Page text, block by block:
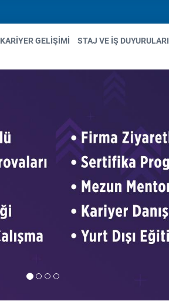
KARIYER GELIŞIMI STAJ VE İŞ DUYURULARI